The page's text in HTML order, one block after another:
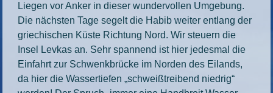
Liegen vor Anker in dieser wundervollen Umgebung.
Die nächsten Tage segelt die Habib weiter entlang der
griechischen Küste Richtung Nord. Wir steuern die
Insel Levkas an. Sehr spannend ist hier jedesmal die
Einfahrt zur Schwenkbrücke im Norden des Eilands,
da hier die Wassertiefen „schweißtreibend niedrig“